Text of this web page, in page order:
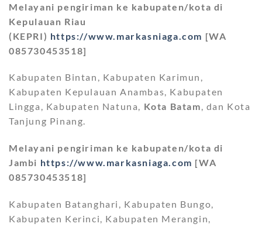
Melayani pengiriman ke kabupaten/kota di
Kepulauan Riau
(KEPRI) https://www.markasniaga.com [WA
085730453518]
Kabupaten Bintan, Kabupaten Karimun,
Kabupaten Kepulauan Anambas, Kabupaten
Lingga, Kabupaten Natuna, Kota Batam, dan Kota
Tanjung Pinang.
Melayani pengiriman ke kabupaten/kota di
Jambi https://www.markasniaga.com [WA
085730453518]
Kabupaten Batanghari, Kabupaten Bungo,
Kabupaten Kerinci, Kabupaten Merangin,